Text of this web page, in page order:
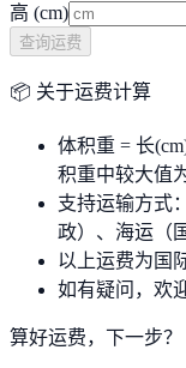
高 (cm)
查询运费
📦 关于运费计算
体积重 = 长
积重中较大值
支持运输方式
政）、海运（
以上运费为国
如有疑问，欢
算好运费，下一步？